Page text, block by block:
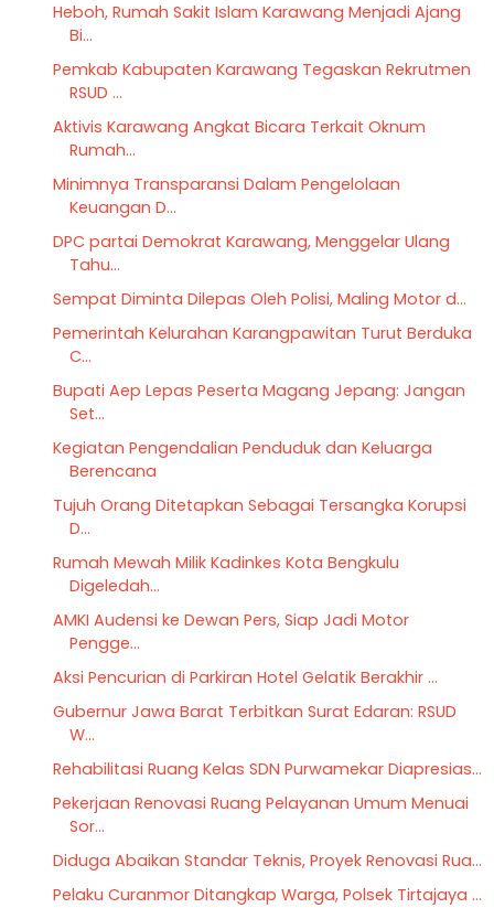
Heboh, Rumah Sakit Islam Karawang Menjadi Ajang
Bi...
Pemkab Kabupaten Karawang Tegaskan Rekrutmen
RSUD ...
Aktivis Karawang Angkat Bicara Terkait Oknum
Rumah...
Minimnya Transparansi Dalam Pengelolaan
Keuangan D...
DPC partai Demokrat Karawang, Menggelar Ulang
Tahu...
Sempat Diminta Dilepas Oleh Polisi, Maling Motor d...
Pemerintah Kelurahan Karangpawitan Turut Berduka
C...
Bupati Aep Lepas Peserta Magang Jepang: Jangan
Set...
Kegiatan Pengendalian Penduduk dan Keluarga
Berencana
Tujuh Orang Ditetapkan Sebagai Tersangka Korupsi
D...
Rumah Mewah Milik Kadinkes Kota Bengkulu
Digeledah...
AMKI Audensi ke Dewan Pers, Siap Jadi Motor
Pengge...
Aksi Pencurian di Parkiran Hotel Gelatik Berakhir ...
Gubernur Jawa Barat Terbitkan Surat Edaran: RSUD
W...
Rehabilitasi Ruang Kelas SDN Purwamekar Diapresias...
Pekerjaan Renovasi Ruang Pelayanan Umum Menuai
Sor...
Diduga Abaikan Standar Teknis, Proyek Renovasi Rua...
Pelaku Curanmor Ditangkap Warga, Polsek Tirtajaya ...